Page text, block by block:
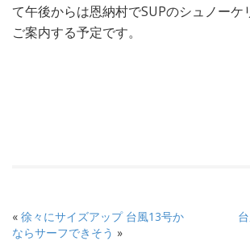
て午後からは恩納村でSUPのシュノーケ
ご案内する予定です。
« 徐々にサイズアップ 台風13号か
ならサーフできそう »